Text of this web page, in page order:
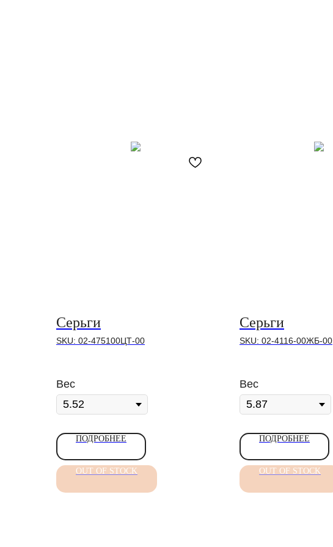
Серьги
SKU: 02-475100ЦТ-00
Вес
ПОДРОБНЕЕ
OUT OF STOCK
Серьги
SKU: 02-4116-00ЖБ-00
Вес
ПОДРОБНЕЕ
OUT OF STOCK